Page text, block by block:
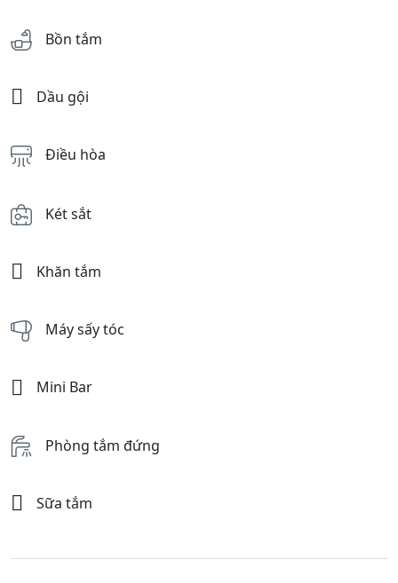
Bồn tắm
Dầu gội
Điều hòa
Két sắt
Khăn tắm
Máy sấy tóc
Mini Bar
Phòng tắm đứng
Sữa tắm